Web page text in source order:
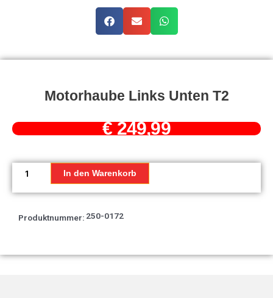
Motorhaube Links Unten T2
€249,99
Motorhaube
links
T2
In den Warenkorb
Produktnummer: 250-0172